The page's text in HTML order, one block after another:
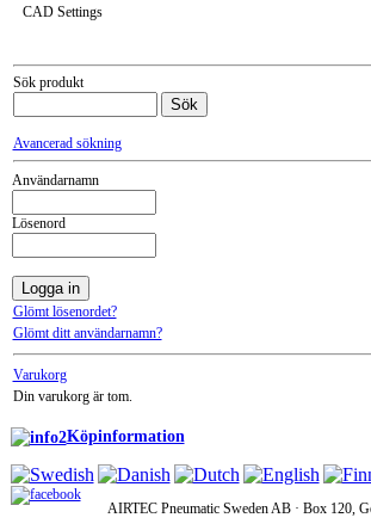
CAD Settings
Sök produkt
Avancerad sökning
Användarnamn
Lösenord
Glömt lösenordet?
Glömt ditt användarnamn?
Varukorg
Din varukorg är tom.
Köpinformation
AIRTEC Pneumatic Sweden AB · Box 120,